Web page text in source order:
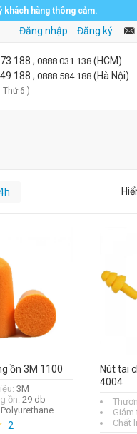
khách hàng thông cảm.
Đăng nhập Đăng ký
188 ; 0888 031 138 (HCM)
188 ; 0888 584 188 (Hà Nội)
Thứ 6 )
ồn 3M 1100
3M
ồn: 29 db
Polyurethane
2
Nút tai
4004
Giảm
Chất